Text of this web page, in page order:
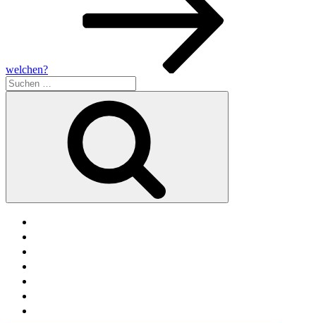
welchen?
Suche
nach: